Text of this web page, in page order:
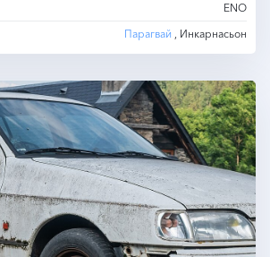
ENO
Парагвай , Инкарнасьон